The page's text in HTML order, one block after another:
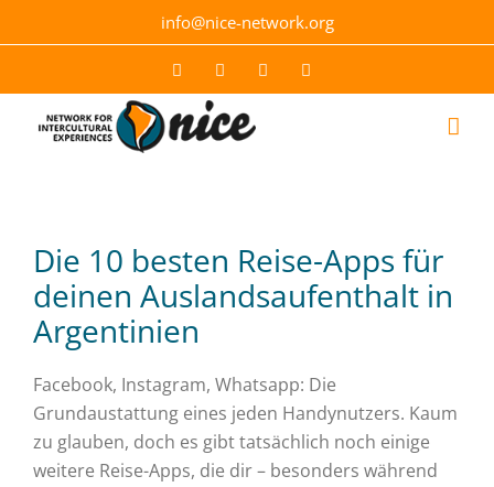
to
info@nice-network.org
Email FacebookYouTube
Die 10 besten Reise-Apps für
deinen Auslandsaufenthalt in
Argentinien
Facebook, Instagram, Whatsapp: Die
Grundaustattung eines jeden Handynutzers. Kaum
zu glauben, doch es gibt tatsächlich noch einige
weitere Reise-Apps, die dir – besonders während